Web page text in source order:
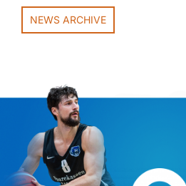
NEWS ARCHIVE